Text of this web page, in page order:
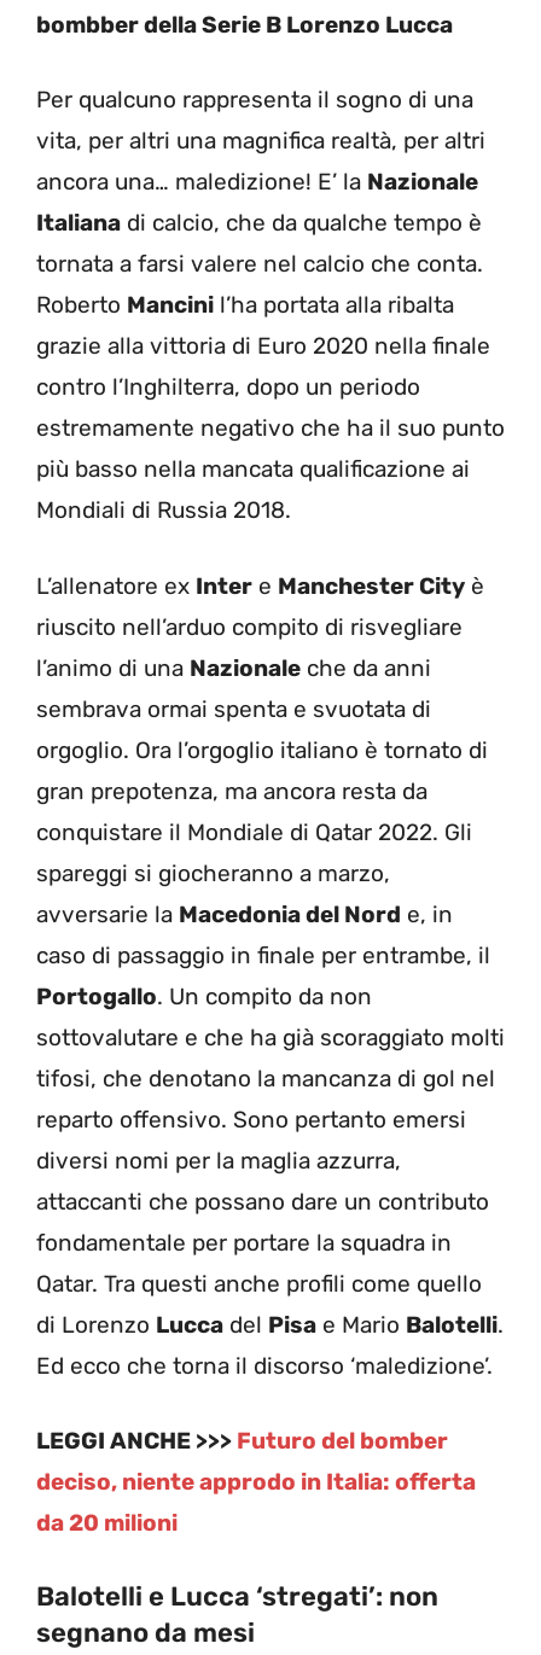
bombber della Serie B Lorenzo Lucca
Per qualcuno rappresenta il sogno di una
vita, per altri una magnifica realtà, per altri
ancora una… maledizione! E’ la Nazionale
Italiana di calcio, che da qualche tempo è
tornata a farsi valere nel calcio che conta.
Roberto Mancini l’ha portata alla ribalta
grazie alla vittoria di Euro 2020 nella finale
contro l’Inghilterra, dopo un periodo
estremamente negativo che ha il suo punto
più basso nella mancata qualificazione ai
Mondiali di Russia 2018.
L’allenatore ex Inter e Manchester City è
riuscito nell’arduo compito di risvegliare
l’animo di una Nazionale che da anni
sembrava ormai spenta e svuotata di
orgoglio. Ora l’orgoglio italiano è tornato di
gran prepotenza, ma ancora resta da
conquistare il Mondiale di Qatar 2022. Gli
spareggi si giocheranno a marzo,
avversarie la Macedonia del Nord e, in
caso di passaggio in finale per entrambe, il
Portogallo. Un compito da non
sottovalutare e che ha già scoraggiato molti
tifosi, che denotano la mancanza di gol nel
reparto offensivo. Sono pertanto emersi
diversi nomi per la maglia azzurra,
attaccanti che possano dare un contributo
fondamentale per portare la squadra in
Qatar. Tra questi anche profili come quello
di Lorenzo Lucca del Pisa e Mario Balotelli.
Ed ecco che torna il discorso ‘maledizione’.
LEGGI ANCHE >>> Futuro del bomber
deciso, niente approdo in Italia: offerta
da 20 milioni
Balotelli e Lucca ‘stregati’: non
segnano da mesi